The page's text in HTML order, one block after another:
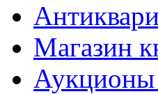
Магазин
Аукционы